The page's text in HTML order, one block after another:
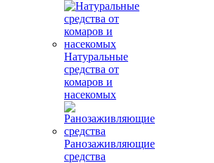
Натуральные
средства от
комаров и
насекомых
Ранозаживляющие
средства